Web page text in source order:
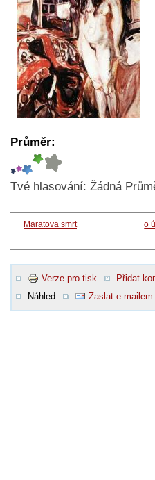
Průměr:
Tvé hlasování: Žádná
Maratova smrt o
Verze pro tisk Přidat
Náhled
Zaslat e-mailem